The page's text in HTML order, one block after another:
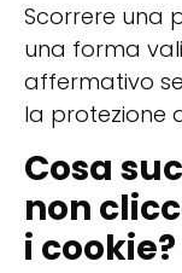
Scorrere una
una forma
affermativo
la protezione
Cosa
non
i cookie?